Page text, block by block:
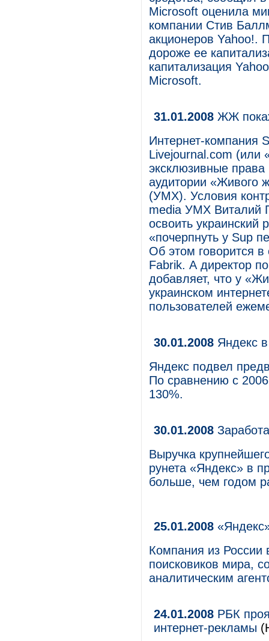
Microsoft оценила
компании Стив
акционеров Yahoo!.
дороже ее
капитализация
Microsoft.
31.01.2008 ЖЖ
Интернет-компания
Livejournal.com
эксклюзивные
аудитории «Живого
(УМХ). Условия
media УМХ Виталий
освоить украинский
«почерпнуть у Sup
Об этом говорится
Fabrik. А директор
добавляет, что у
украинском
пользователей
30.01.2008 Яндекс
Яндекс подвел
По сравнению с
130%.
30.01.2008
Выручка
рунета «Яндекс» в
больше, чем годом
25.01.2008
Компания из России
поисковиков мира,
аналитическим
24.01.2008 РБК
интернет-рекламы